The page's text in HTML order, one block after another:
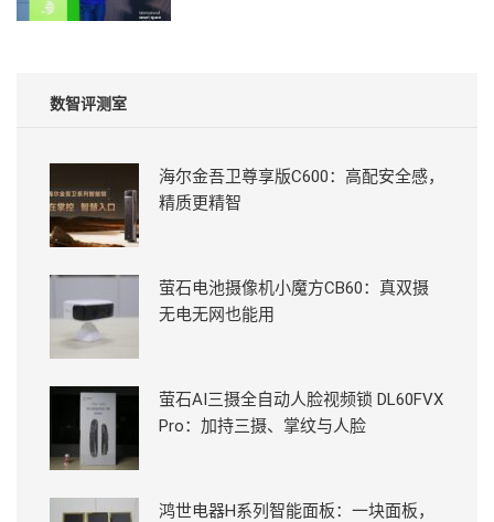
数智评测室
海尔金吾卫尊享版C600：高配安全感，
精质更精智
萤石电池摄像机小魔方CB60：真双摄
无电无网也能用
萤石AI三摄全自动人脸视频锁 DL60FVX
Pro：加持三摄、掌纹与人脸
鸿世电器H系列智能面板：一块面板，